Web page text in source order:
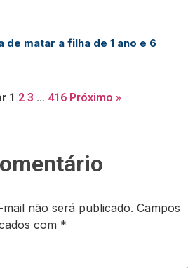
de matar a filha de 1 ano e 6
1 2 3 … 416 Próximo »
não será publicado. Campos
com *